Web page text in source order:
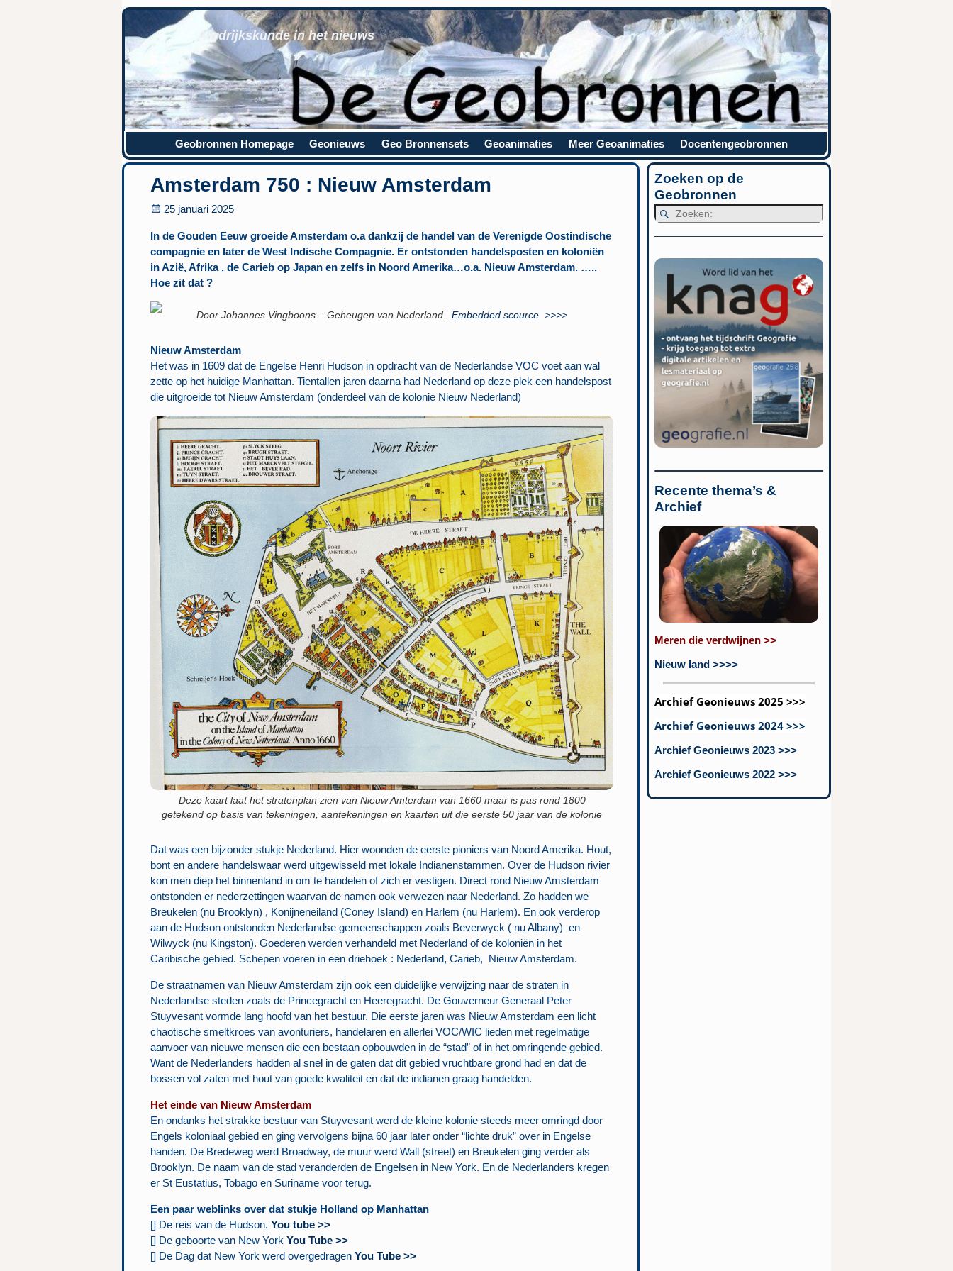
Aardrijkskunde in het nieuws
Geobronnen Homepage Geonieuws Geo Bronnensets Geoanimaties Meer Geoanimaties Docentengeobronnen
Amsterdam 750 : Nieuw Amsterdam
25 januari 2025
In de Gouden Eeuw groeide Amsterdam o.a dankzij de handel van de Verenigde Oostindische
compagnie en later de West Indische Compagnie. Er ontstonden handelsposten en koloniën
in Azië, Afrika , de Carieb op Japan en zelfs in Noord Amerika…o.a. Nieuw Amsterdam. …..
Hoe zit dat ?
Door Johannes Vingboons – Geheugen van Nederland.Embedded scource >>>>
Nieuw Amsterdam
Het was in 1609 dat de Engelse Henri Hudson in opdracht van de Nederlandse VOC voet aan wal
zette op het huidige Manhattan. Tientallen jaren daarna had Nederland op deze plek een handelspost
die uitgroeide tot Nieuw Amsterdam (onderdeel van de kolonie Nieuw Nederland)
Deze kaart laat het stratenplan zien van Nieuw Amterdam van 1660 maar is pas rond 1800
getekend op basis van tekeningen, aantekeningen en kaarten uit die eerste 50 jaar van de kolonie
Dat was een bijzonder stukje Nederland. Hier woonden de eerste pioniers van Noord Amerika. Hout,
bont en andere handelswaar werd uitgewisseld met lokale Indianenstammen. Over de Hudson rivier
kon men diep het binnenland in om te handelen of zich er vestigen. Direct rond Nieuw Amsterdam
ontstonden er nederzettingen waarvan de namen ook verwezen naar Nederland. Zo hadden we
Breukelen (nu Brooklyn) , Konijneneiland (Coney Island) en Harlem (nu Harlem). En ook verderop
aan de Hudson ontstonden Nederlandse gemeenschappen zoals Beverwyck ( nu Albany) en
Wilwyck (nu Kingston). Goederen werden verhandeld met Nederland of de koloniën in het
Caribische gebied. Schepen voeren in een driehoek : Nederland, Carieb, Nieuw Amsterdam.
De straatnamen van Nieuw Amsterdam zijn ook een duidelijke verwijzing naar de straten in
Nederlandse steden zoals de Princegracht en Heeregracht. De Gouverneur Generaal Peter
Stuyvesant vormde lang hoofd van het bestuur. Die eerste jaren was Nieuw Amsterdam een licht
chaotische smeltkroes van avonturiers, handelaren en allerlei VOC/WIC lieden met regelmatige
aanvoer van nieuwe mensen die een bestaan opbouwden in de “stad” of in het omringende gebied.
Want de Nederlanders hadden al snel in de gaten dat dit gebied vruchtbare grond had en dat de
bossen vol zaten met hout van goede kwaliteit en dat de indianen graag handelden.
Het einde van Nieuw Amsterdam
En ondanks het strakke bestuur van Stuyvesant werd de kleine kolonie steeds meer omringd door
Engels koloniaal gebied en ging vervolgens bijna 60 jaar later onder “lichte druk” over in Engelse
handen. De Bredeweg werd Broadway, de muur werd Wall (street) en Breukelen ging verder als
Brooklyn. De naam van de stad veranderden de Engelsen in New York. En de Nederlanders kregen
er St Eustatius, Tobago en Suriname voor terug.
Een paar weblinks over dat stukje Holland op Manhattan
[] De reis van de Hudson.You tube >>
[] De geboorte van New York You Tube >>
[] De Dag dat New York werd overgedragenYou Tube >>
Zoeken op de
Geobronnen
Recente thema’s &
Archief
Meren die verdwijnen >>
Nieuw land >>>>
Archief Geonieuws 2025 >>>
Archief Geonieuws 2024 >>>
Archief Geonieuws 2023 >>>
Archief Geonieuws 2022 >>>